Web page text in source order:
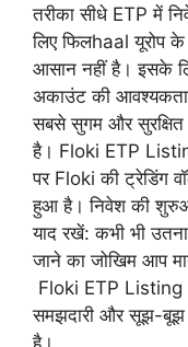
तरीका सीधे ETP में
लिए फिलhaal यूरोप
आसान नहीं है। इसके
अकाउंट की
सबसे सुगम और सुरक्षित
है। Floki ETP
पर Floki की ट्रेडिंग
हुआ है। निवेश की
याद रखें: कभी भी
जाने का जोखिम आप
Floki ETP Listing
समझदारी और सूझ-
है।